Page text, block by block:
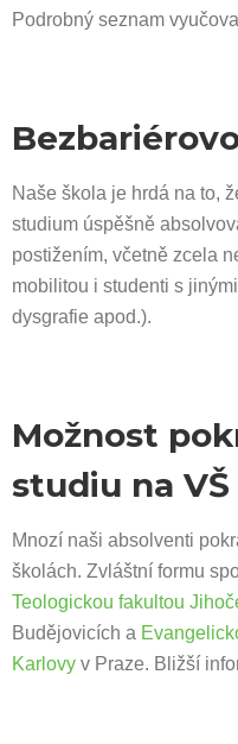
Podrobný seznam
Naše škola je hrdá na to,
studium úspěšně
postižením, včetně zcela
mobilitou i studenti s
dysgrafie apod.).
Možnost
studiu na VŠ
Mnozí naši absolventi
školách. Zvláštní formu
Teologickou fakultou
Budějovicích a
Karlovy v Praze. Bližší